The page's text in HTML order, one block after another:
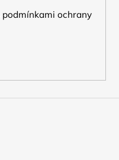
podmínkami ochrany